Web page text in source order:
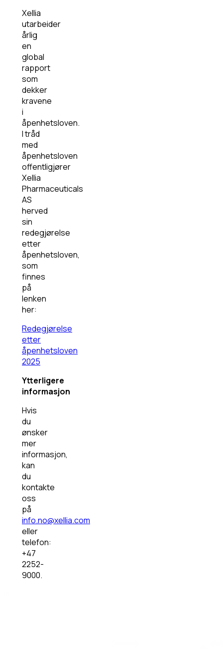
Xellia
utarbeider
årlig
en
global
rapport
som
dekker
kravene
i
åpenhetsloven.
I tråd
med
åpenhetsloven
offentligjører
Xellia
Pharmaceuticals
AS
herved
sin
redegjørelse
etter
åpenhetsloven,
som
finnes
på
lenken
her:
Redegjørelse
etter
åpenhetsloven
2025
Ytterligere
informasjon
Hvis
du
ønsker
mer
informasjon,
kan
du
kontakte
oss
på
info.no@xellia.com
eller
telefon:
+47
2252-
9000.